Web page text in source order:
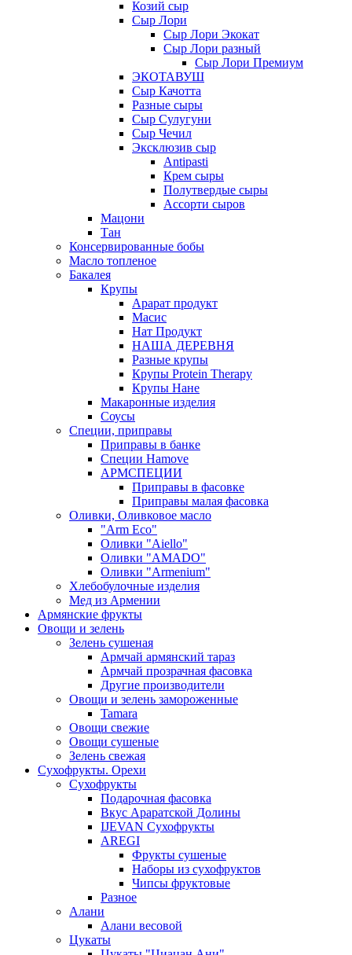
Козий сыр
Сыр Лори
Сыр Лори Экокат
Сыр Лори разный
Сыр Лори Премиум
ЭКОТАВУШ
Сыр Качотта
Разные сыры
Сыр Сулугуни
Сыр Чечил
Эксклюзив сыр
Antipasti
Крем сыры
Полутвердые сыры
Ассорти сыров
Мацони
Тан
Консервированные бобы
Масло топленое
Бакалея
Крупы
Арарат продукт
Масис
Нат Продукт
НАША ДЕРЕВНЯ
Разные крупы
Крупы Protein Therapy
Крупы Нане
Макаронные изделия
Соусы
Специи, приправы
Приправы в банке
Специи Hamove
АРМСПЕЦИИ
Приправы в фасовке
Приправы малая фасовка
Оливки, Оливковое масло
"Arm Eco"
Оливки "Aiello"
Оливки "AMADO"
Оливки "Armenium"
Хлебобулочные изделия
Мед из Армении
Армянские фрукты
Овощи и зелень
Зелень сушеная
Армчай армянский тараз
Армчай прозрачная фасовка
Другие производители
Овощи и зелень замороженные
Tamara
Овощи свежие
Овощи сушеные
Зелень свежая
Сухофрукты. Орехи
Сухофрукты
Подарочная фасовка
Вкус Араратской Долины
IJEVAN Сухофрукты
AREGI
Фрукты сушеные
Наборы из сухофруктов
Чипсы фруктовые
Разное
Алани
Алани весовой
Цукаты